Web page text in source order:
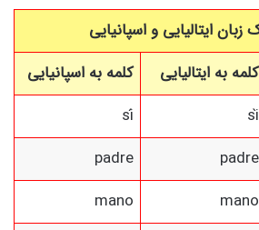
ایتالیایی و اسپانیایی
کلمه به ایتالیایی
کلمه به اسپانیایی
sì
sí
padre
padre
mano
mano